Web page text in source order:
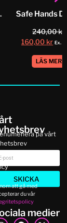
240,00kr
160,00 kr Ex.
LÄS MER
på vårt
SKICKA
att gå med
du vår
medier